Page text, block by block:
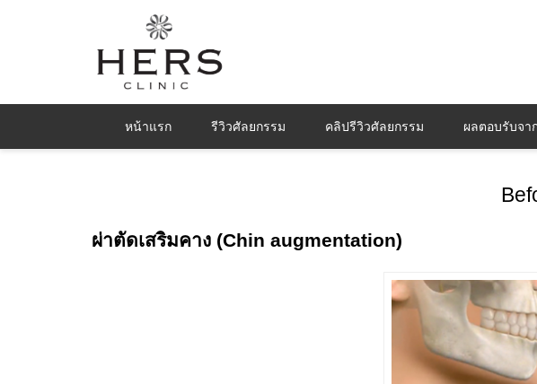
หน้าแรก รีวิวศัลยกรรม คลิปรีวิวศัลยกรรม ผลตอบรับจา
ผ่าตัดเสริมคาง (Chin augmentation)